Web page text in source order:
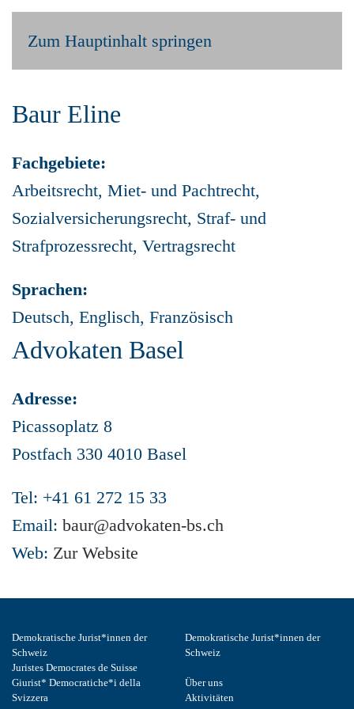
Zum Hauptinhalt springen
Baur Eline
Fachgebiete:
Arbeitsrecht, Miet- und Pachtrecht,
Sozialversicherungsrecht, Straf- und
Strafprozessrecht, Vertragsrecht
Sprachen:
Deutsch, Englisch, Französisch
Advokaten Basel
Adresse:
Picassoplatz 8
Postfach 330 4010 Basel
Tel: +41 61 272 15 33
Email: baur@advokaten-bs.ch
Web: Zur Website
Demokratische Jurist*innen der
Schweiz
Juristes Democrates de Suisse
Giurist* Democratiche*i della
Svizzera
Demokratische Jurist*innen der
Schweiz
Über uns
Aktivitäten